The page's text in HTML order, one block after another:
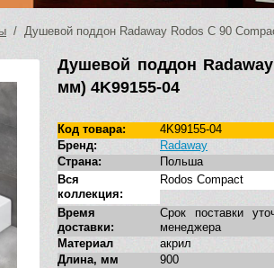
/ Душевой поддон Radaway Rodos C 90
Душевой поддон
мм) 4K99155-04
Код товара:
4K99155-04
Бренд:
Radaway
Страна:
Польша
Вся
коллекция:
Rodos Compact
Время
доставки:
Срок поставки
менеджера
Материал
акрил
Длина, мм
900